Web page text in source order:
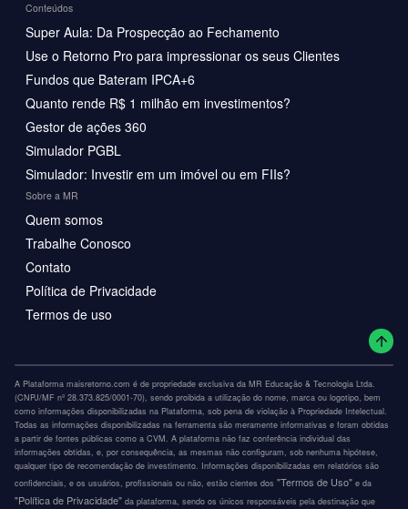
Conteúdos
Super Aula: Da Prospecção ao Fechamento
Use o Retorno Pro para impressionar os seus Clientes
Fundos que Bateram IPCA+6
Quanto rende R$ 1 milhão em investimentos?
Gestor de ações 360
Simulador PGBL
Simulador: Investir em um imóvel ou em FIIs?
Sobre a MR
Quem somos
Trabalhe Conosco
Contato
Política de Privacidade
Termos de uso
A Plataforma maisretorno.com é de propriedade exclusiva da MR Educação & Tecnologia Ltda.
(CNPJ/MF nº 28.373.825/0001-70), sendo proibida a utilização do nome, marca ou logotipo, bem
como informações disponibilizadas na Plataforma, sob pena de violação à Propriedade Intelectual.
Todas as informações disponibilizadas na ferramenta são meramente informativas e foram obtidas
a partir de fontes públicas como a CVM. A plataforma não faz conferência individual das
informações obtidas, e, por consequência, as mesmas não configuram, sob nenhuma hipótese,
qualquer tipo de recomendação de investimento. Informações disponibilizadas em relatórios são
confidenciais, e os usuários, profissionais ou não, estão cientes dos "Termos de Uso" e da
"Política de Privacidade" da plataforma, sendo os únicos responsáveis pela destinação que